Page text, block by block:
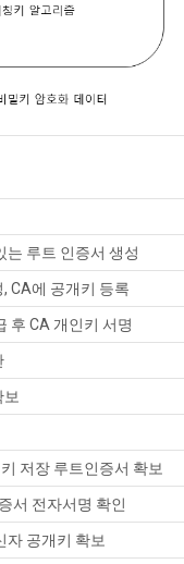
는 루트 인증서 생성
CA에 공개키 등록
후 CA 개인키 서명
저장 루트인증서 확보
서 전자서명 확인
자 공개키 확보